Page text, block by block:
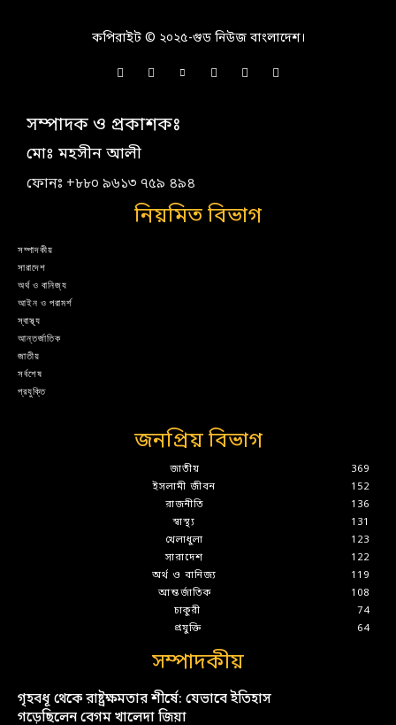
কপিরাইট © ২০২৫-গুড নিউজ বাংলাদেশ।
সম্পাদক ও প্রকাশকঃ
মোঃ মহসীন আলী
ফোনঃ +৮৮০ ৯৬১৩ ৭৫৯ ৪৯৪
নিয়মিত বিভাগ
সম্পাদকীয়
সারাদেশ
অর্থ ও বানিজ্য
আইন ও পরামর্শ
স্বাস্থ্য
আন্তর্জাতিক
জাতীয়
সর্বশেষ
প্রযুক্তি
জনপ্রিয় বিভাগ
জাতীয়
369
ইসলামী জীবন
152
রাজনীতি
136
স্বাস্থ্য
131
খেলাধুলা
123
সারাদেশ
122
অর্থ ও বানিজ্য
119
আন্তর্জাতিক
108
চাকুরী
74
প্রযুক্তি
64
সম্পাদকীয়
গৃহবধূ থেকে রাষ্ট্রক্ষমতার শীর্ষে: যেভাবে ইতিহাস
গড়েছিলেন বেগম খালেদা জিয়া